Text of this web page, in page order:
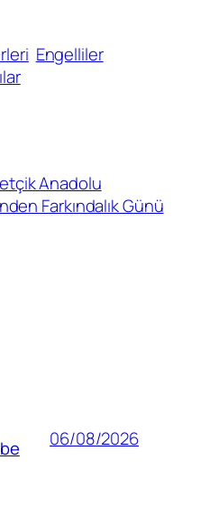
Engelliler
Anadolu
Farkındalık Günü
06/08/2026